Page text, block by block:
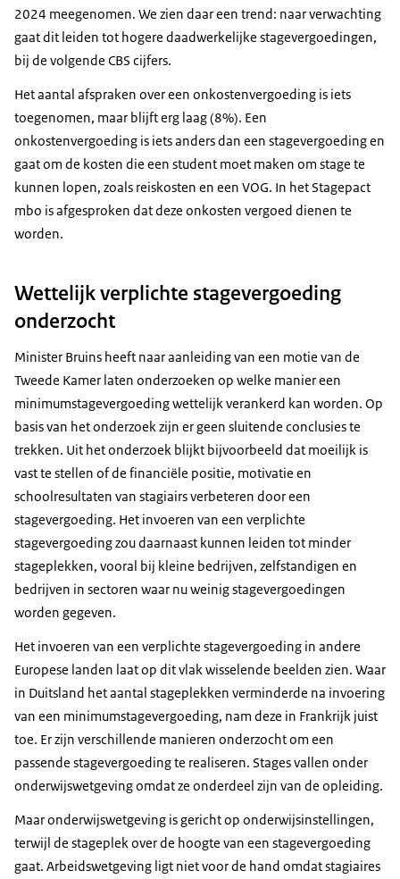
2024 meegenomen. We zien daar een trend: naar verwachting
gaat dit leiden tot hogere daadwerkelijke stagevergoedingen,
bij de volgende CBS cijfers.
Het aantal afspraken over een onkostenvergoeding is iets
toegenomen, maar blijft erg laag (8%). Een
onkostenvergoeding is iets anders dan een stagevergoeding en
gaat om de kosten die een student moet maken om stage te
kunnen lopen, zoals reiskosten en een VOG. In het Stagepact
mbo is afgesproken dat deze onkosten vergoed dienen te
worden.
Wettelijk verplichte stagevergoeding
onderzocht
Minister Bruins heeft naar aanleiding van een motie van de
Tweede Kamer laten onderzoeken op welke manier een
minimumstagevergoeding wettelijk verankerd kan worden. Op
basis van het onderzoek zijn er geen sluitende conclusies te
trekken. Uit het onderzoek blijkt bijvoorbeeld dat moeilijk is
vast te stellen of de financiële positie, motivatie en
schoolresultaten van stagiairs verbeteren door een
stagevergoeding. Het invoeren van een verplichte
stagevergoeding zou daarnaast kunnen leiden tot minder
stageplekken, vooral bij kleine bedrijven, zelfstandigen en
bedrijven in sectoren waar nu weinig stagevergoedingen
worden gegeven.
Het invoeren van een verplichte stagevergoeding in andere
Europese landen laat op dit vlak wisselende beelden zien. Waar
in Duitsland het aantal stageplekken verminderde na invoering
van een minimumstagevergoeding, nam deze in Frankrijk juist
toe. Er zijn verschillende manieren onderzocht om een
passende stagevergoeding te realiseren. Stages vallen onder
onderwijswetgeving omdat ze onderdeel zijn van de opleiding.
Maar onderwijswetgeving is gericht op onderwijsinstellingen,
terwijl de stageplek over de hoogte van een stagevergoeding
gaat. Arbeidswetgeving ligt niet voor de hand omdat stagiaires